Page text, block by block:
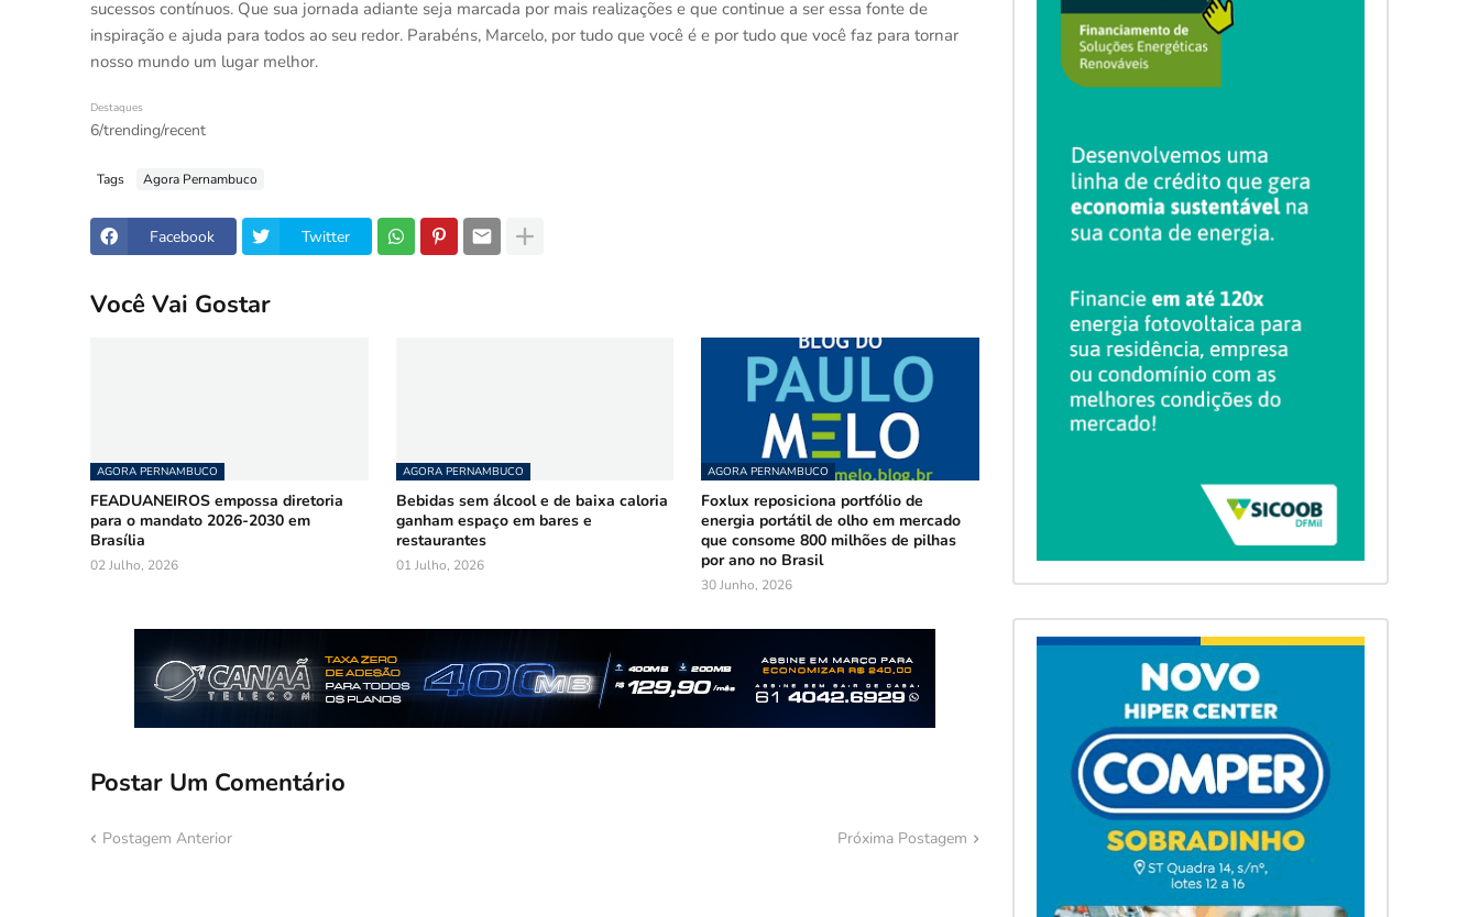
sucessos contínuos. Que sua jornada adiante seja marcada por mais realizações e que continue a ser essa fonte de
inspiração e ajuda para todos ao seu redor. Parabéns, Marcelo, por tudo que você é e por tudo que você faz para tornar
nosso mundo um lugar melhor.
Destaques
6/trending/recent
Tags Agora Pernambuco
Facebook Twitter
Você Vai Gostar
AGORA PERNAMBUCO
FEADUANEIROS empossa diretoria
para o mandato 2026-2030 em
Brasília
02 Julho, 2026
AGORA PERNAMBUCO
Bebidas sem álcool e de baixa caloria
ganham espaço em bares e
restaurantes
01 Julho, 2026
AGORA PERNAMBUCO
Foxlux reposiciona portfólio de
energia portátil de olho em mercado
que consome 800 milhões de pilhas
por ano no Brasil
30 Junho, 2026
Postar Um Comentário
Postagem Anterior Próxima Postagem